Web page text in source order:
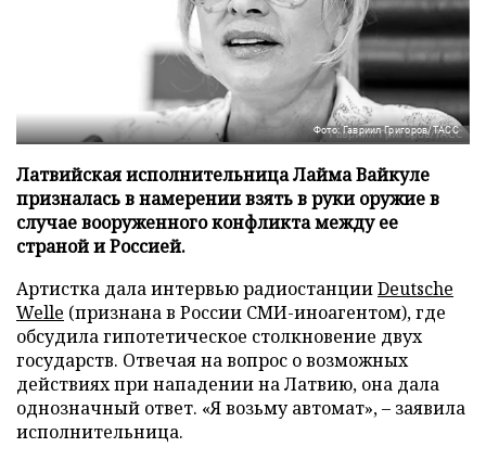
Фото: Гавриил Григоров/ТАСС
Латвийская исполнительница Лайма Вайкуле
призналась в намерении взять в руки оружие в
случае вооруженного конфликта между ее
страной и Россией.
Артистка дала интервью радиостанцииDeutsche
Welle (признана в России СМИ-иноагентом), где
обсудила гипотетическое столкновение двух
государств. Отвечая на вопрос о возможных
действиях при нападении на Латвию, она дала
однозначный ответ. «Я возьму автомат», – заявила
исполнительница.